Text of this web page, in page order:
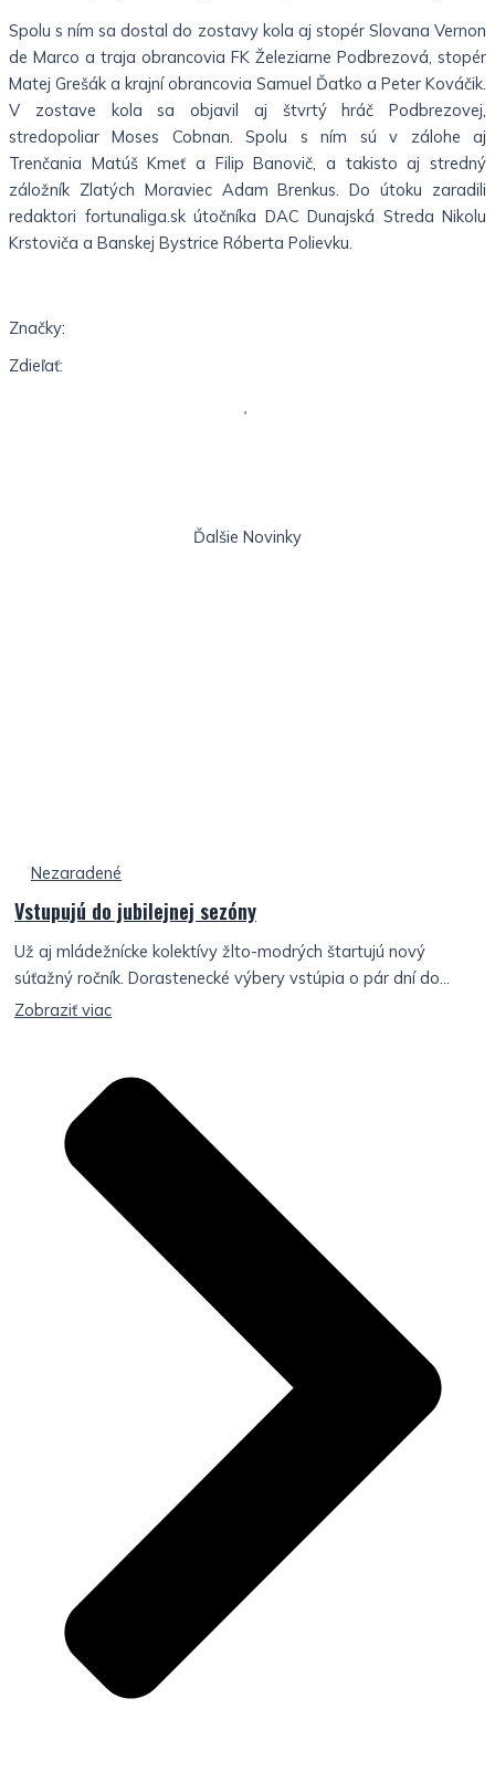
Spolu s ním sa dostal do zostavy kola aj stopér Slovana Vernon
de Marco a traja obrancovia FK Železiarne Podbrezová, stopér
Matej Grešák a krajní obrancovia Samuel Ďatko a Peter Kováčik.
V zostave kola sa objavil aj štvrtý hráč Podbrezovej,
stredopoliar Moses Cobnan. Spolu s ním sú v zálohe aj
Trenčania Matúš Kmeť a Filip Banovič, a takisto aj stredný
záložník Zlatých Moraviec Adam Brenkus. Do útoku zaradili
redaktori fortunaliga.sk útočníka DAC Dunajská Streda Nikolu
Krstoviča a Banskej Bystrice Róberta Polievku.
Značky:
Zdieľať:
Ďalšie Novinky
Nezaradené
Vstupujú do jubilejnej sezóny
Už aj mládežnícke kolektívy žlto-modrých štartujú nový
súťažný ročník. Dorastenecké výbery vstúpia o pár dní do...
Zobraziť viac